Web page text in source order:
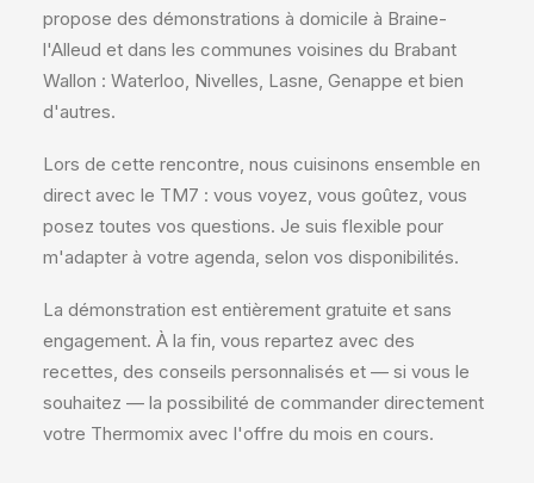
propose des démonstrations à domicile à Braine-
l'Alleud et dans les communes voisines du Brabant
Wallon : Waterloo, Nivelles, Lasne, Genappe et bien
d'autres.
Lors de cette rencontre, nous cuisinons ensemble en
direct avec le TM7 : vous voyez, vous goûtez, vous
posez toutes vos questions. Je suis flexible pour
m'adapter à votre agenda, selon vos disponibilités.
La démonstration est entièrement gratuite et sans
engagement. À la fin, vous repartez avec des
recettes, des conseils personnalisés et — si vous le
souhaitez — la possibilité de commander directement
votre Thermomix avec l'offre du mois en cours.